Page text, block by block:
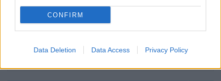
CONFIRM
Data Deletion Data Access Privacy Policy